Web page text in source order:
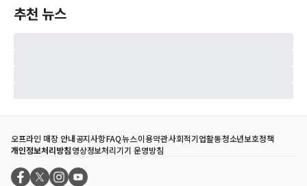
추천 뉴스
오프라인 매장 안내공지사항FAQ뉴스이용약관사회적기업활동청소년보호정책
개인정보처리방침영상정보처리기기 운영방침